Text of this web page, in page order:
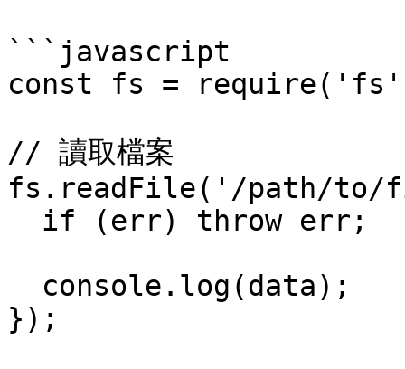
```javascript
const fs =
// 讀取檔案
fs.readFile('/path/
});